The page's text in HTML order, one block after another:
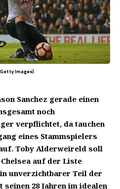
Getty Images)
Sanchez gerade einen
noch
verpflichtet, da tauchen
eines Stammspielers
Toby Alderweireld soll
auf der Liste
unverzichtbarer Teil der
28 Jahren im idealen